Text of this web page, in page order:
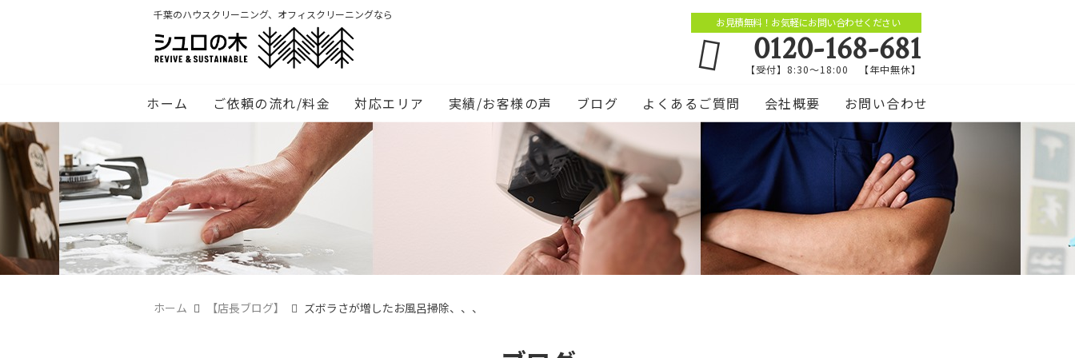
千葉のハウスクリーニング、オフィスクリーニングなら
お見積無料！お気軽にお問い合わせください
0120-168-681
【受付】8:30～18:00 【年中無休】
ホーム ご依頼の流れ/料金 対応エリア 実績/お客様の声 ブログ よくあるご質問 会社概要 お問い合わせ
ホーム 【店長ブログ】 ズボラさが増したお風呂掃除、、、